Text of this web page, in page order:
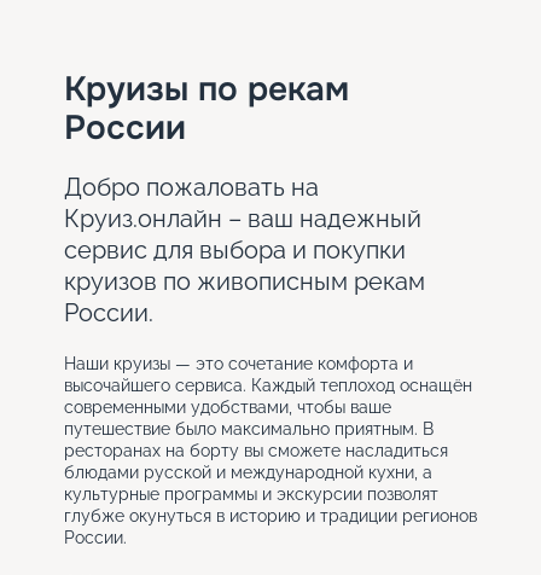
Круизы по рекам
России
Добро пожаловать на
Круиз.онлайн – ваш надежный
сервис для выбора и покупки
круизов по живописным рекам
России.
Наши круизы — это сочетание комфорта и
высочайшего сервиса. Каждый теплоход оснащён
современными удобствами, чтобы ваше
путешествие было максимально приятным. В
ресторанах на борту вы сможете насладиться
блюдами русской и международной кухни, а
культурные программы и экскурсии позволят
глубже окунуться в историю и традиции регионов
России.